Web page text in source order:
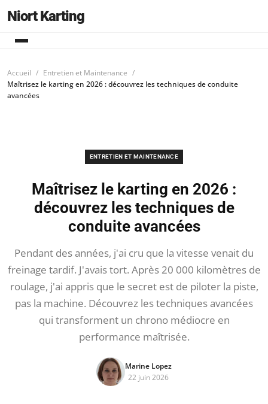
Niort Karting
Accueil
Entretien et Maintenance
Maîtrisez le karting en 2026 : découvrez les techniques de conduite
avancées
ENTRETIEN ET MAINTENANCE
Maîtrisez le karting en 2026 :
découvrez les techniques de
conduite avancées
Pendant des années, j'ai cru que la vitesse venait du
freinage tardif. J'avais tort. Après 20 000 kilomètres de
roulage, j'ai appris que le secret est de piloter la piste,
pas la machine. Découvrez les techniques avancées
qui transforment un chrono médiocre en
performance maîtrisée.
Marine Lopez
22 juin 2026